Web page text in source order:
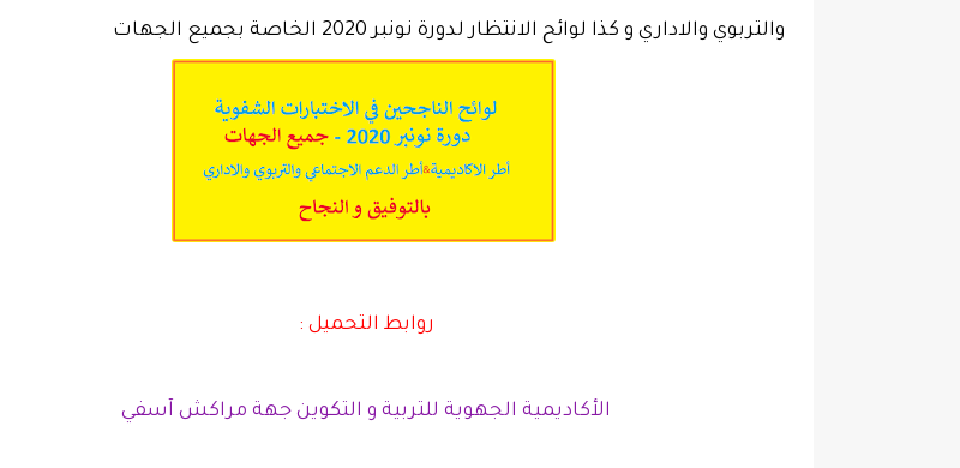
والتربوي والاداري و كذا لوائح الانتظار لدورة نونبر 2020 الخاصة بجميع الجهات
روابط التحميل :
الأكاديمية الجهوية للتربية و التكوين جهة مراكش آسفي